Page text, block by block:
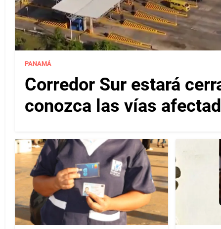
PANAMÁ
Corredor Sur estará
conozca las vías